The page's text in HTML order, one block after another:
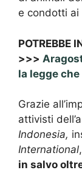
e condotti ai
POTREBBE
>>>
la legge
Grazie
attivisti
Indonesia,
International
in salvo